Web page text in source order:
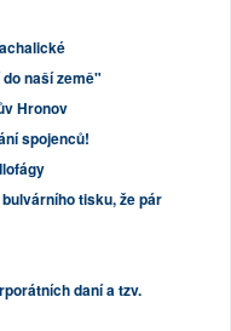
naší země"
Hronov
spojenců!
tisku, že pár
daní a tzv.